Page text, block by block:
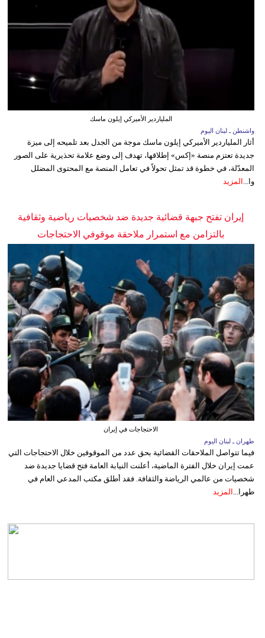
الملياردير الأميركي إيلون ماسك
واشنطن ـ لبنان اليوم
أثار الملياردير الأميركي إيلون ماسك موجة من الجدل بعد تلميحه إلى ميزة
جديدة تعتزم منصة «إكس» إطلاقها، تهدف إلى وضع علامة تحذيرية على الصور
المعدّلة، في خطوة قد تمثل تحولاً في تعامل المنصة مع المحتوى المضلل
وا... المزيد
إيران تفتح جبهة قضائية جديدة ضد شخصيات رياضية وثقافية
بالتزامن مع استمرار ملاحقة موقوفي الاحتجاجات
الاحتجاجات في إيران
طهران ـ لبنان اليوم
فيما تتواصل الملاحقات القضائية بحق عدد من الموقوفين خلال الاحتجاجات التي
عمت إيران خلال الفترة الماضية، أعلنت النيابة العامة فتح قضايا جديدة ضد
شخصيات من عالمي الرياضة والثقافة. فقد أطلق مكتب المدعي العام في
طهرا... المزيد